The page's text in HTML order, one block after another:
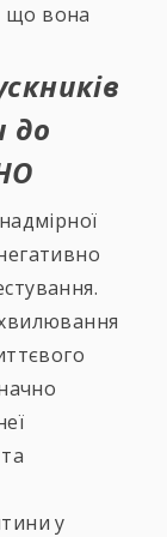
що вона
до
у